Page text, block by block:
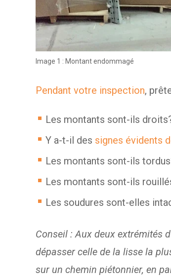
Image 1 : Montant endommagé
Pendant votre inspection,
Les montants sont-ils
Y a-t-il des signes évidents
Les montants sont-ils
Les montants sont-ils
Les soudures sont-elles
Conseil : Aux deux extrémités
dépasser celle de la lisse la
sur un chemin piétonnier, en